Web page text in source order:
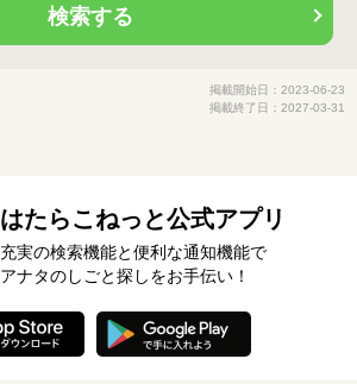
検索する
掲載開始日：2023-06-23
掲載終了日：2027-03-31
はたらこねっと公式アプリ
充実の検索機能と便利な通知機能で
アナタのしごと探しをお手伝い！